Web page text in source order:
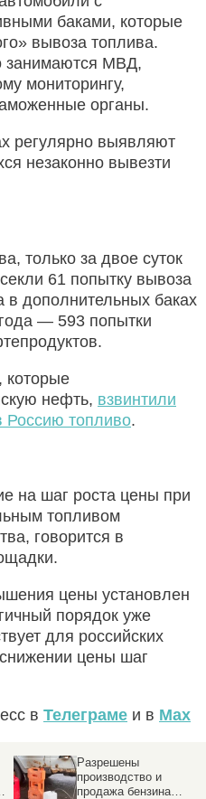
баками, которые
вывоза топлива.
занимаются МВД,
мониторингу,
органы.
регулярно выявляют
незаконно вывезти
только за двое суток
61 попытку вывоза
в дополнительных баках
— 593 попытки
которые
нефть, взвинтили
Россию топливо.
на шаг роста цены при
топливом
говорится в
цены установлен
порядок уже
для российских
цены шаг
в Телеграме и в Max
Разрешены
производство и
продажа бензина